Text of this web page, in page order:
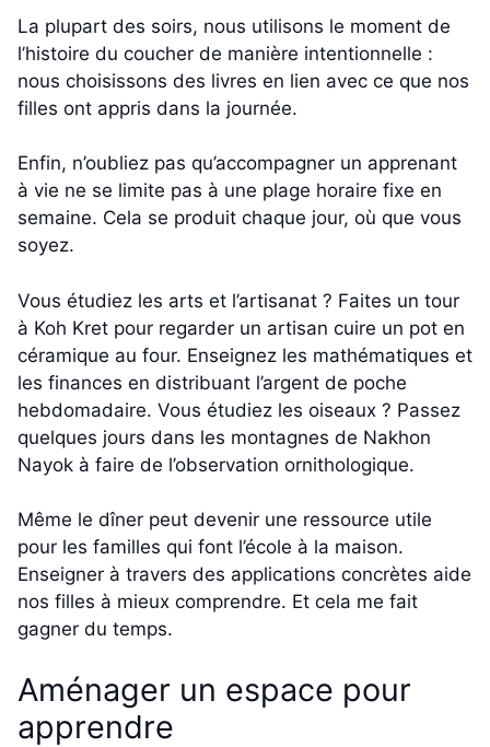
La plupart des soirs, nous utilisons le moment de
l’histoire du coucher de manière intentionnelle :
nous choisissons des livres en lien avec ce que nos
filles ont appris dans la journée.
Enfin, n’oubliez pas qu’accompagner un apprenant
à vie ne se limite pas à une plage horaire fixe en
semaine. Cela se produit chaque jour, où que vous
soyez.
Vous étudiez les arts et l’artisanat ? Faites un tour
à Koh Kret pour regarder un artisan cuire un pot en
céramique au four. Enseignez les mathématiques et
les finances en distribuant l’argent de poche
hebdomadaire. Vous étudiez les oiseaux ? Passez
quelques jours dans les montagnes de Nakhon
Nayok à faire de l’observation ornithologique.
Même le dîner peut devenir une ressource utile
pour les familles qui font l’école à la maison.
Enseigner à travers des applications concrètes aide
nos filles à mieux comprendre. Et cela me fait
gagner du temps.
Aménager un espace pour
apprendre